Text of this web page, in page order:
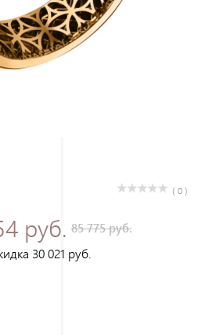
( 0 )
руб. 85 775 руб.
30 021 руб.